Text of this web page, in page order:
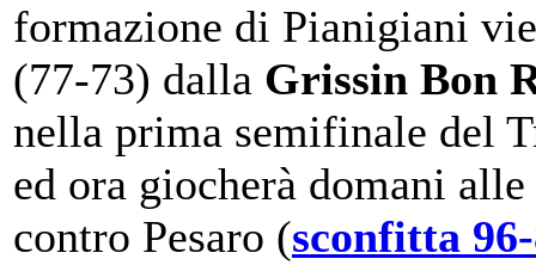
formazione di Pianigiani
(77-73) dalla Grissin Bon
nella prima semifinale del
ed ora giocherà domani
contro Pesaro (sconfitta